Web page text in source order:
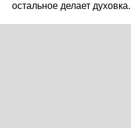
остальное делает духовка.